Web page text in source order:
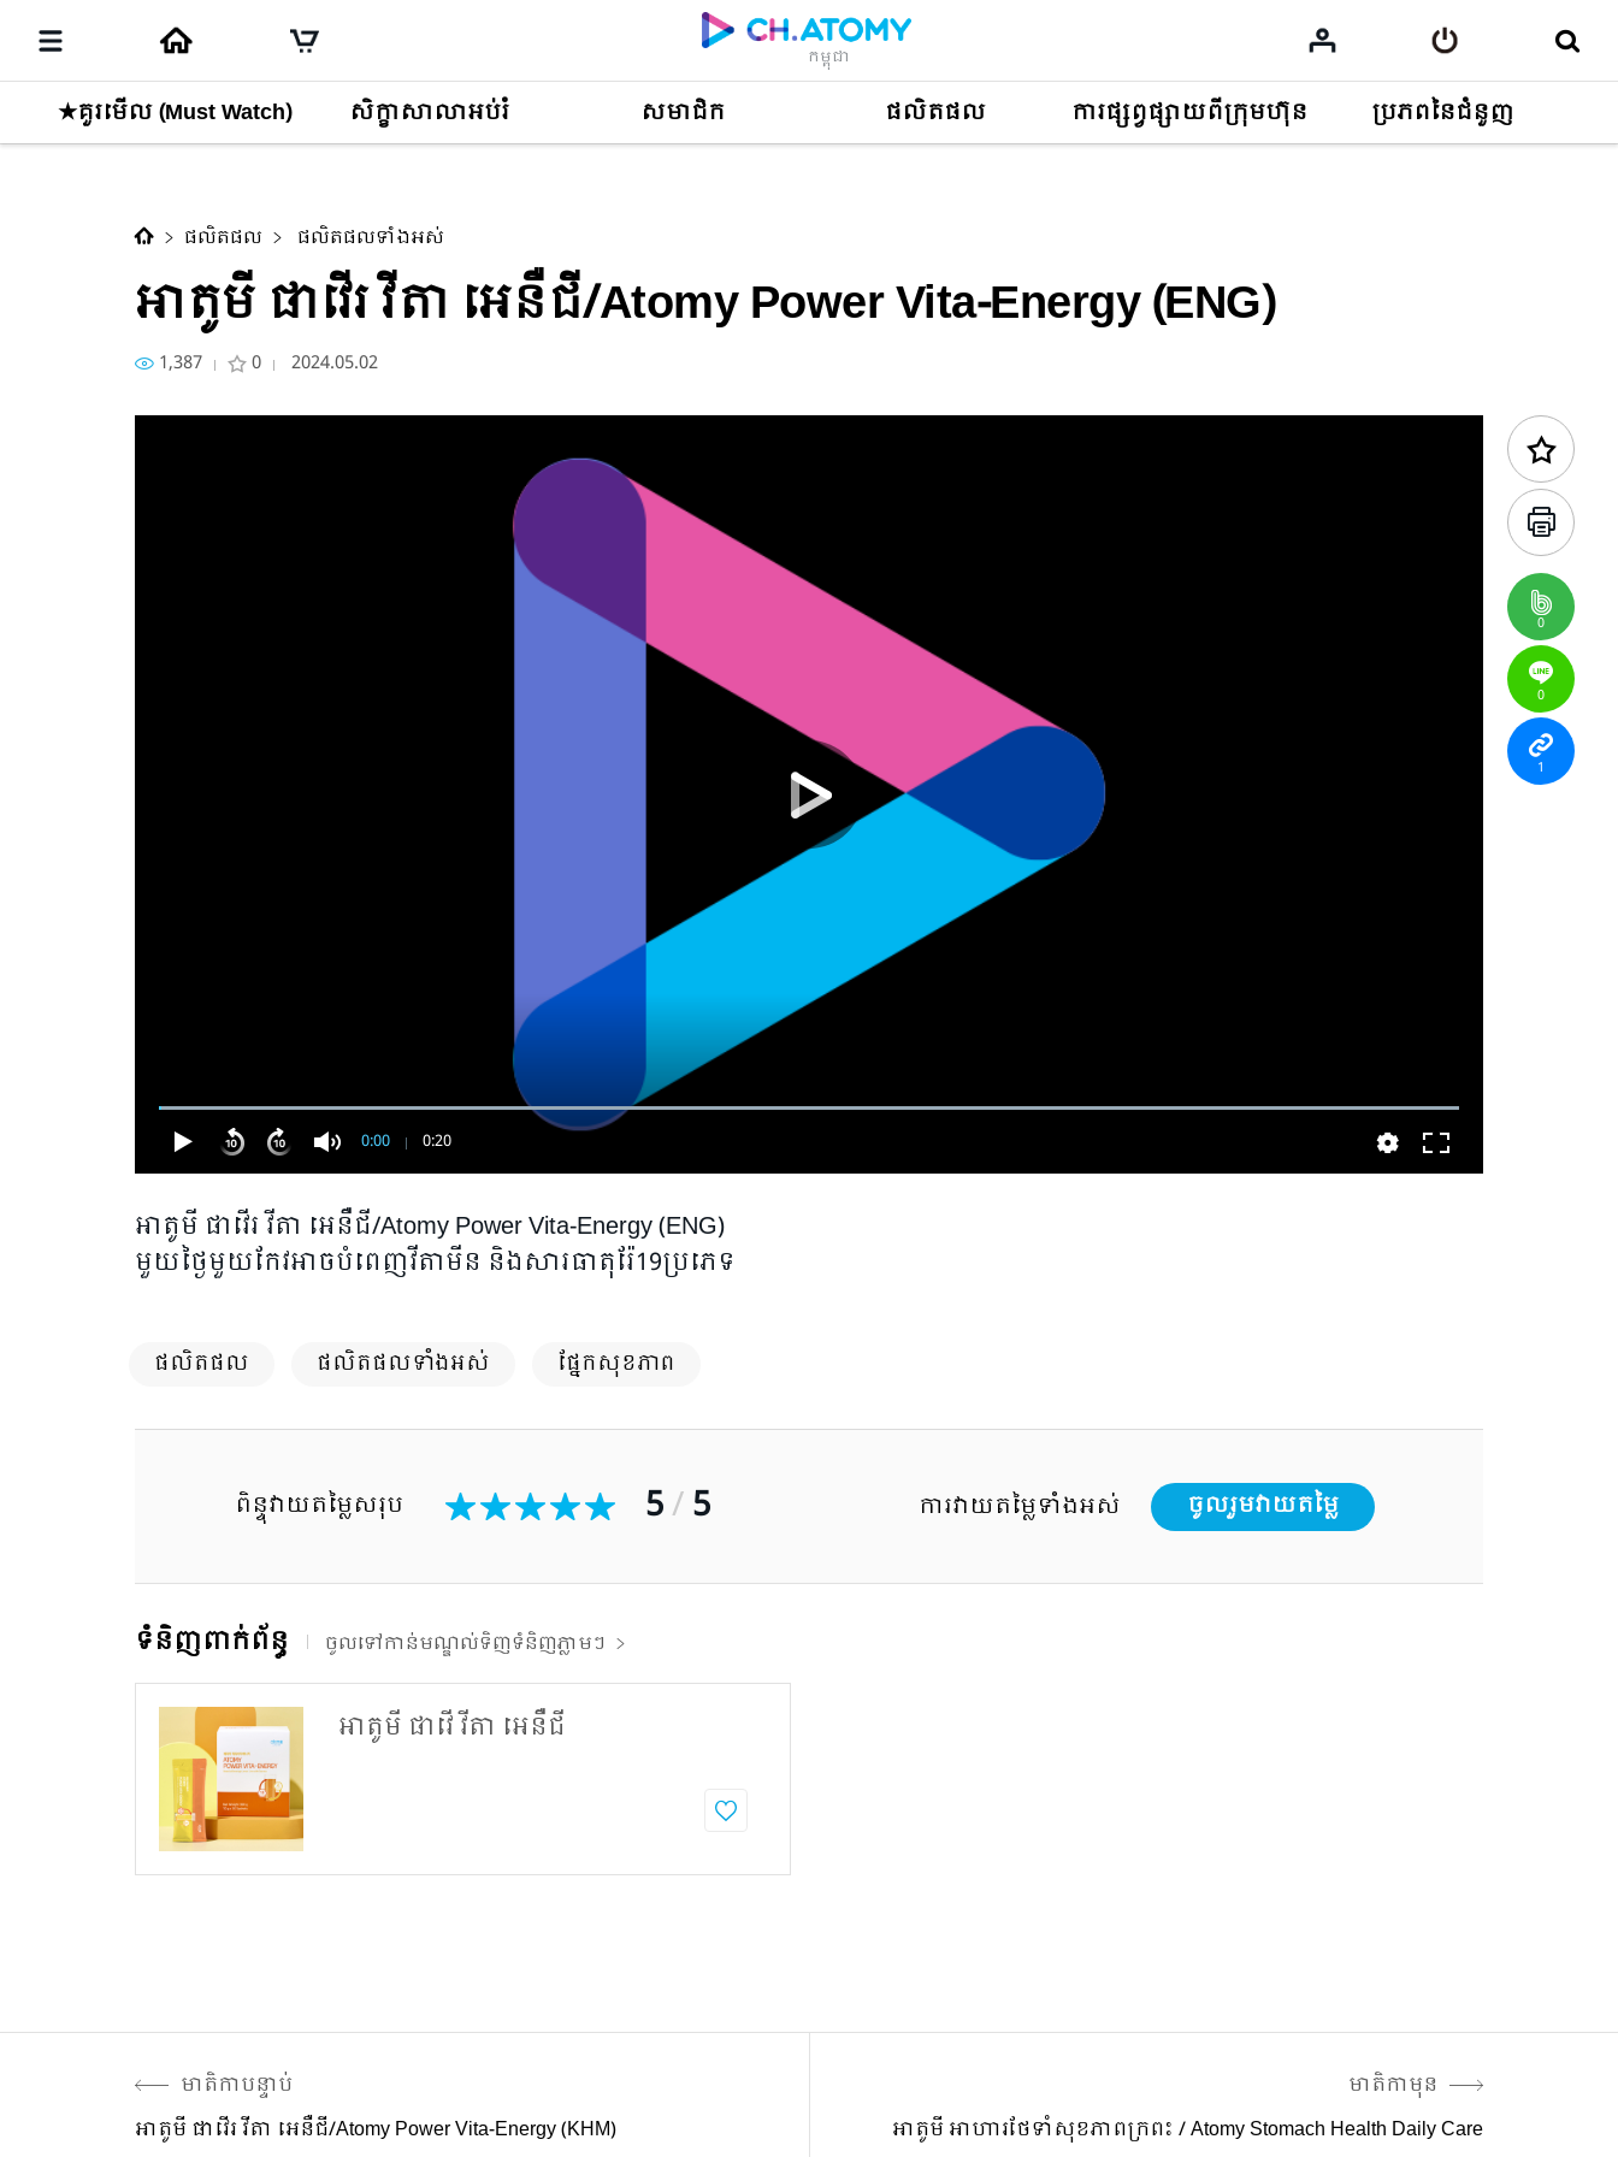
កម្ពុជា
★គួរមើល (Must Watch) សិក្ខាសាលាអប់រំ សមាជិក ផលិតផល ការផ្សព្វផ្សាយពីក្រុមហ៊ុន ប្រភពនៃជំនួញ
អាតូមី ផាវើរ វីតា អេនឺជី/Atomy Power Vita-Energy (ENG)
មាតិកាបន្ទាប់ មាតិកាមុន
ផលិតផល ផលិតផលទាំងអស់
អាតូមី ផាវើរ វីតា អេនឺជី/Atomy Power Vita-Energy (ENG)
1,387 0 2024.05.02
0:00 0:20
អាតូមី ផាវើរ វីតា អេនឺជី/Atomy Power Vita-Energy (ENG)
មួយថ្ងៃមួយកែវអាចបំពេញវីតាមីន​ និង​សារធាតុរ៉ែ19ប្រភេទ
ផលិតផល ផលិតផលទាំងអស់ ផ្នែកសុខភាព
ពិន្ទុវាយតម្លៃសរុប 5/5 ការវាយតម្លៃទាំងអស់ ចូលរួមវាយតម្លៃ
ទំនិញពាក់ព័ន្ធ ចូលទៅកាន់មណ្ឌល់ទិញទំនិញភ្លាមៗ
អាតូមី ផាវើ វីតា អេនឺជី
មាតិកាបន្ទាប់
អាតូមី ផាវើរ វីតា អេនឺជី/Atomy Power Vita-Energy (KHM)
មាតិកាមុន
អាតូមី អាហារថែទាំសុខភាពក្រពះ / Atomy Stomach Health Daily Care